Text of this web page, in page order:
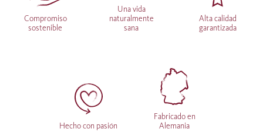
Compromiso
sostenible
Una vida
naturalmente
sana
Alta calidad
garantizada
Hecho con pasión
Fabricado en
Alemania